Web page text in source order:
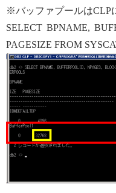
※バッファプールはCLP
SELECT BPNAME,
PAGESIZE FROM